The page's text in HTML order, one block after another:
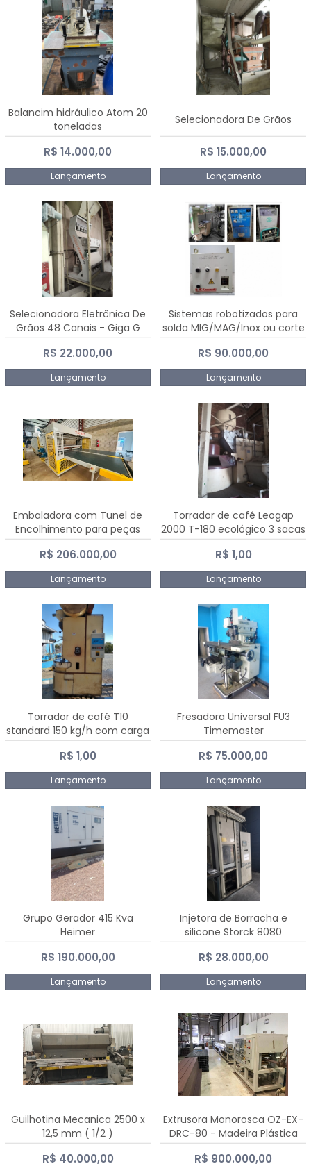
Balancim hidráulico Atom 20
toneladas
R$ 14.000,00
Lançamento
Selecionadora De Grãos
R$ 15.000,00
Lançamento
Selecionadora Eletrônica De
Grãos 48 Canais - Giga G
10000
R$ 22.000,00
Lançamento
Sistemas robotizados para
solda MIG/MAG/Inox ou corte
plasma
R$ 90.000,00
Lançamento
Embaladora com Tunel de
Encolhimento para peças
grandes portas janelas -
Dalmak
R$ 206.000,00
Lançamento
Torrador de café Leogap
2000 T-180 ecológico 3 sacas
de carga 540 kg/h
R$ 1,00
Lançamento
Torrador de café T10
standard 150 kg/h com carga
de 10 kg
R$ 1,00
Lançamento
Fresadora Universal FU3
Timemaster
R$ 75.000,00
Lançamento
Grupo Gerador 415 Kva
Heimer
R$ 190.000,00
Lançamento
Injetora de Borracha e
silicone Storck 8080
R$ 28.000,00
Lançamento
Guilhotina Mecanica 2500 x
12,5 mm ( 1/2 )
R$ 40.000,00
Extrusora Monorosca OZ-EX-
DRC-80 - Madeira Plástica
R$ 900.000,00